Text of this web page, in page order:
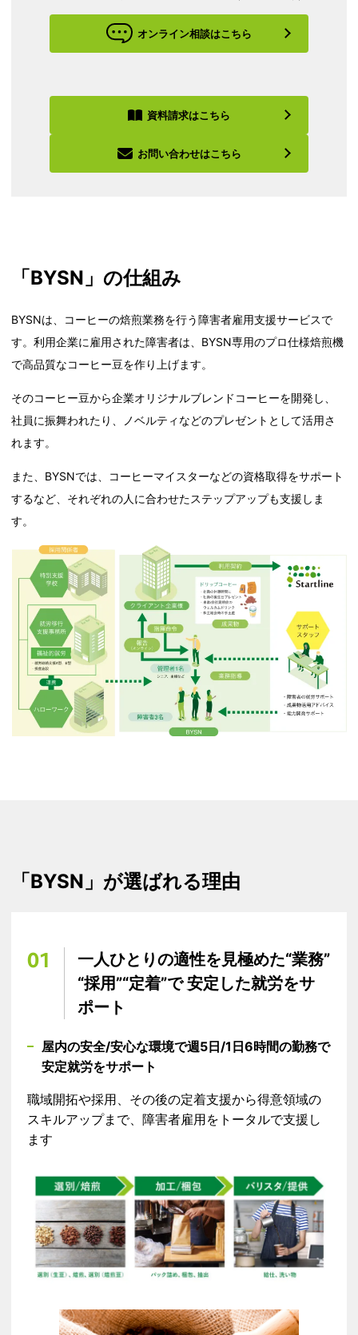
オンライン相談はこちら
資料請求はこちら
お問い合わせはこちら
「BYSN」の仕組み
BYSNは、コーヒーの焙煎業務を行う障害者雇用支援サービスで
す。利用企業に雇用された障害者は、BYSN専用のプロ仕様焙煎機
で高品質なコーヒー豆を作り上げます。
そのコーヒー豆から企業オリジナルブレンドコーヒーを開発し、
社員に振舞われたり、ノベルティなどのプレゼントとして活用さ
れます。
また、BYSNでは、コーヒーマイスターなどの資格取得をサポート
するなど、それぞれの人に合わせたステップアップも支援しま
す。
「BYSN」が選ばれる理由​
01
一人ひとりの適性を見極めた“業務”
“採用”“定着”で​ 安定した就労をサ
ポート
屋内の安全/安心な環境で​週5日/1日6時間の​勤務で
安定就労をサポート
職域開拓や採用、その後の定着支援から得意領域の
スキルアップまで、障害者雇用をトータルで支援し
ます